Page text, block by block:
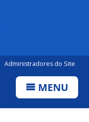
Administradores do Site
MENU